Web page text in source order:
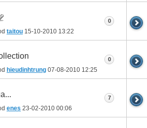
taitou 15-10-2010 13:22
0
hieudinhtrung 07-08-2010 12:25
0
enes 23-02-2010 00:06
7